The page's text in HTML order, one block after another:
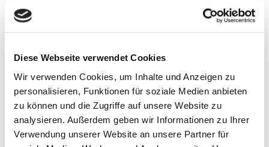
Diese Webseite verwendet Cookies
Wir verwenden Cookies, um Inhalte und Anzeigen zu
personalisieren, Funktionen für soziale Medien anbieten
zu können und die Zugriffe auf unsere Website zu
analysieren. Außerdem geben wir Informationen zu Ihrer
Verwendung unserer Website an unsere Partner für
Bagua Bereiche in Wohnung, Haus und Grundstück
Numerologie Kua Zahl
Grundriss und Fehlbereichsausgleich
Ordnung des Hauses
Tierkreiszeichen
Ost und West System
Fliegende Sterne
Neue Ordnung und positiver Ausgleich